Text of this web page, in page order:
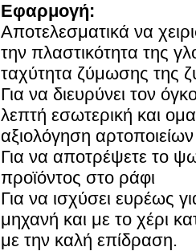
Εφαρμογή:
Αποτελεσματικά να
την πλαστικότητα της
ταχύτητα ζύμωσης της
Για να διευρύνει τον
λεπτή εσωτερική και
αξιολόγηση αρτοποιείων
Για να αποτρέψετε το
προϊόντος στο ράφι
Για να ισχύσει ευρέως
μηχανή και με το χέρι
με την καλή επίδραση.